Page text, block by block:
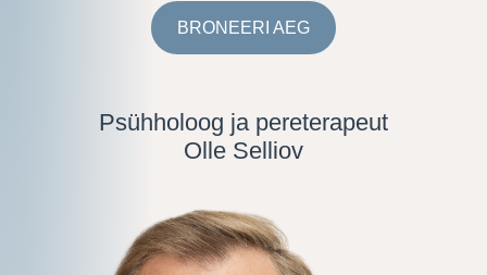
BRONEERI AEG
Psühholoog ja pereterapeut
Olle Selliov